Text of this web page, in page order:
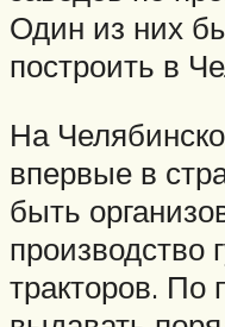
Один из них
построить в
На
впервые в
быть
производство
тракторов. По